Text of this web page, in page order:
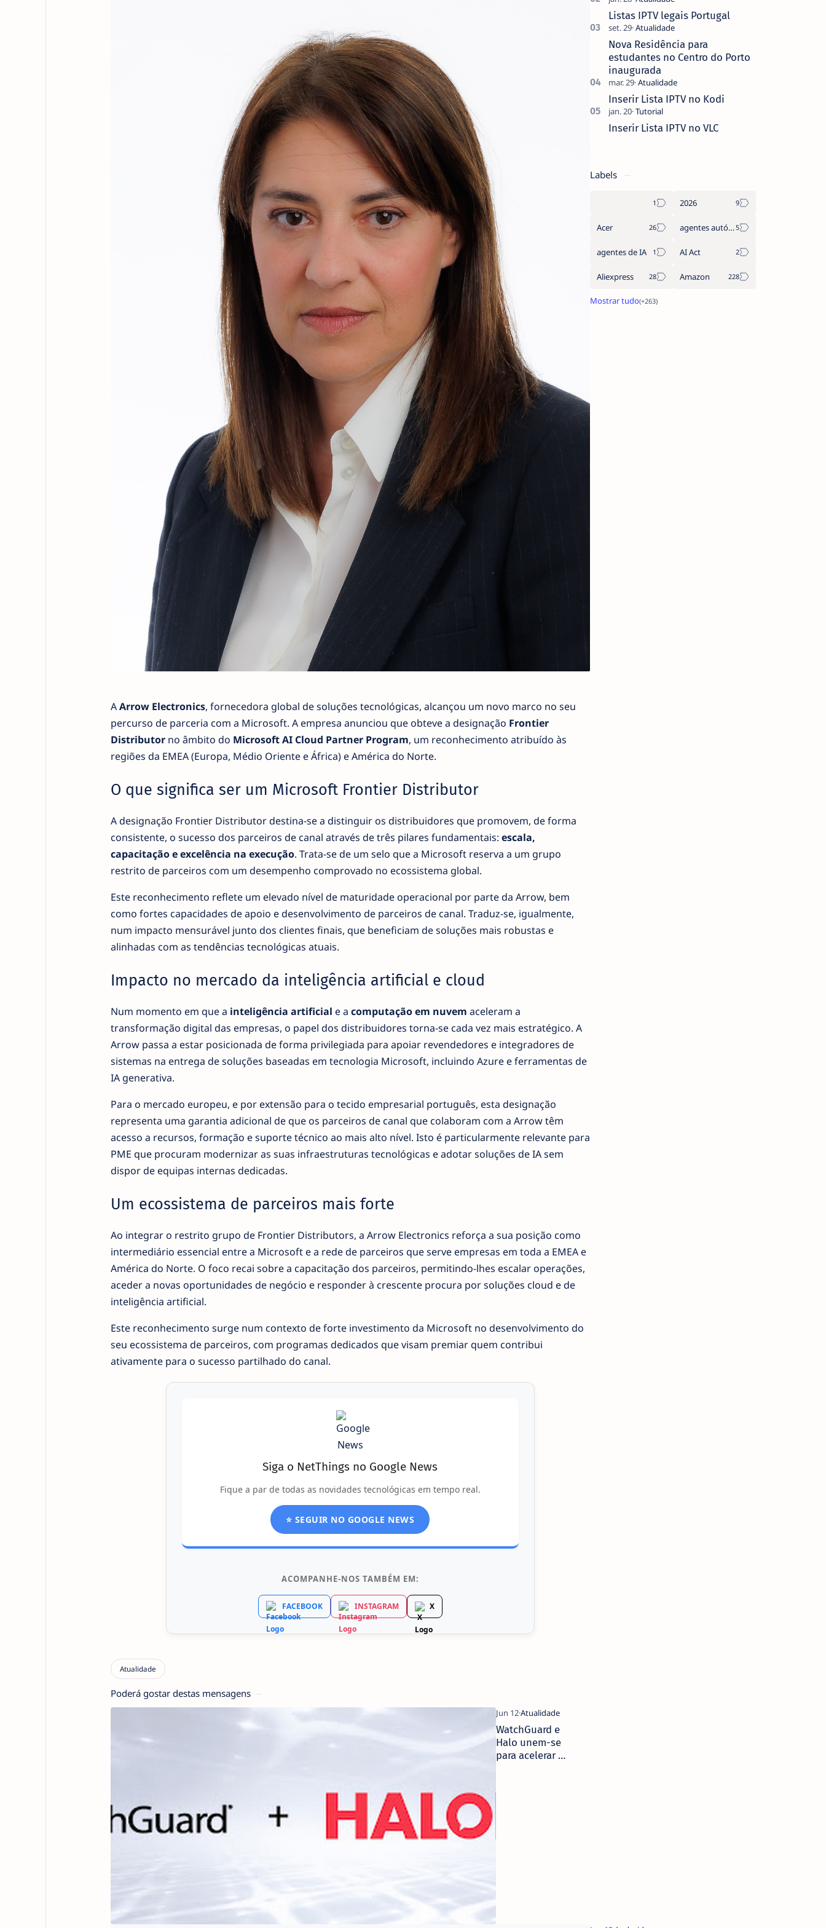
AArrow Electronics, fornecedora global de soluções tecnológicas, alcançou um novo marco no seu
percurso de parceria com a Microsoft. A empresa anunciou que obteve a designação Frontier
Distributorno âmbito do Microsoft AI Cloud Partner Program, um reconhecimento atribuído às
regiões da EMEA (Europa, Médio Oriente e África) e América do Norte.
O que significa ser um Microsoft Frontier Distributor
A designação Frontier Distributor destina-se a distinguir os distribuidores que promovem, de forma
consistente, o sucesso dos parceiros de canal através de três pilares fundamentais: escala,
capacitação e excelência na execução. Trata-se de um selo que a Microsoft reserva a um grupo
restrito de parceiros com um desempenho comprovado no ecossistema global.
Este reconhecimento reflete um elevado nível de maturidade operacional por parte da Arrow, bem
como fortes capacidades de apoio e desenvolvimento de parceiros de canal. Traduz-se, igualmente,
num impacto mensurável junto dos clientes finais, que beneficiam de soluções mais robustas e
alinhadas com as tendências tecnológicas atuais.
Impacto no mercado da inteligência artificial e cloud
Num momento em que a inteligência artificial e a computação em nuvem aceleram a
transformação digital das empresas, o papel dos distribuidores torna-se cada vez mais estratégico. A
Arrow passa a estar posicionada de forma privilegiada para apoiar revendedores e integradores de
sistemas na entrega de soluções baseadas em tecnologia Microsoft, incluindo Azure e ferramentas de
IA generativa.
Para o mercado europeu, e por extensão para o tecido empresarial português, esta designação
representa uma garantia adicional de que os parceiros de canal que colaboram com a Arrow têm
acesso a recursos, formação e suporte técnico ao mais alto nível. Isto é particularmente relevante para
PME que procuram modernizar as suas infraestruturas tecnológicas e adotar soluções de IA sem
dispor de equipas internas dedicadas.
Um ecossistema de parceiros mais forte
Ao integrar o restrito grupo de Frontier Distributors, a Arrow Electronics reforça a sua posição como
intermediário essencial entre a Microsoft e a rede de parceiros que serve empresas em toda a EMEA e
América do Norte. O foco recai sobre a capacitação dos parceiros, permitindo-lhes escalar operações,
aceder a novas oportunidades de negócio e responder à crescente procura por soluções cloud e de
inteligência artificial.
Este reconhecimento surge num contexto de forte investimento da Microsoft no desenvolvimento do
seu ecossistema de parceiros, com programas dedicados que visam premiar quem contribui
ativamente para o sucesso partilhado do canal.
Siga o NetThings no Google News
Fique a par de todas as novidades tecnológicas em tempo real.
⭐ SEGUIR NO GOOGLE NEWS
ACOMPANHE-NOS TAMBÉM EM:
FACEBOOK INSTAGRAM X
Poderá gostar destas mensagens
WatchGuard e
Halo unem-se
para acelerar a
dos MSP
que não pediste, ban…
Listas IPTV legais Portugal
Nova Residência para
estudantes no Centro do Porto
inaugurada
Inserir Lista IPTV no Kodi
Inserir Lista IPTV no VLC
Labels
2026
Acer agentes autónomos
agentes de IA AI Act
Aliexpress Amazon